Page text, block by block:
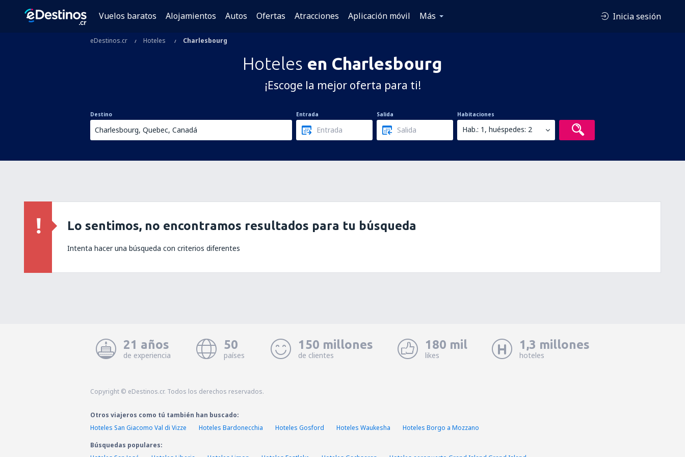
Vuelos baratos Alojamientos Autos Ofertas Atracciones Aplicación móvil Más Inicia sesión
eDestinos.cr Hoteles Charlesbourg
Hoteles en Charlesbourg
¡Escoge la mejor oferta para ti!
Destino Entrada Salida Habitaciones
Hab.: 1, huéspedes: 2
Lo sentimos, no encontramos resultados para tu búsqueda
Intenta hacer una búsqueda con criterios diferentes
21 años
de experiencia
50
países
150 millones
de clientes
180 mil
likes
1,3 millones
hoteles
Copyright © eDestinos.cr. Todos los derechos reservados.
Otros viajeros como tú también han buscado:
Hoteles San Giacomo Val di Vizze
Hoteles Bardonecchia Hoteles Gosford Hoteles Waukesha
Hoteles Borgo a Mozzano
Búsquedas populares: